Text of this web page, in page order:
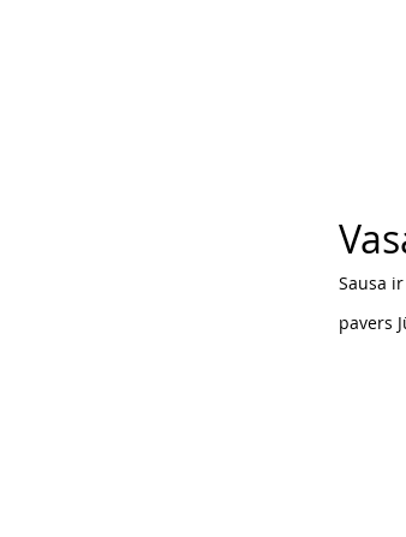
Sausa
pavers